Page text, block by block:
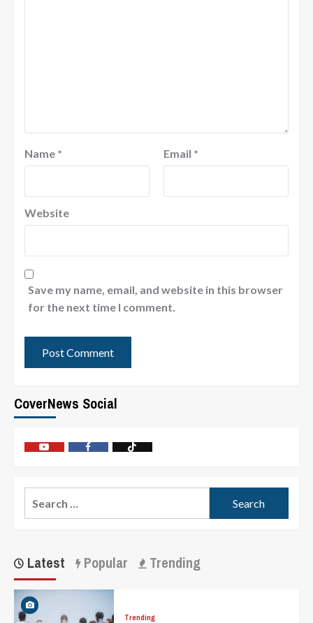
Name * Email *
Website
Save my name, email, and website in this browser
for the next time I comment.
CoverNews Social
Latest Popular Trending
Trending